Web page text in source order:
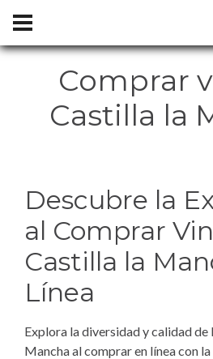
Comprar
Castilla la
Descubre la
al Comprar
Castilla la
Línea
Explora la diversidad y calidad de
Mancha al comprar en línea con